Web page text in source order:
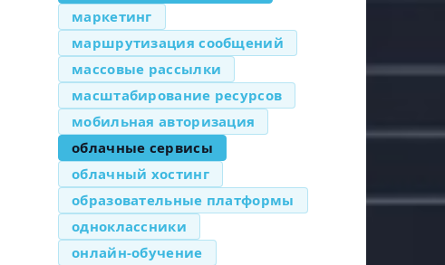
маркетинг
маршрутизация сообщений
массовые рассылки
масштабирование ресурсов
мобильная авторизация
облачные сервисы
облачный хостинг
образовательные платформы
одноклассники
онлайн-обучение